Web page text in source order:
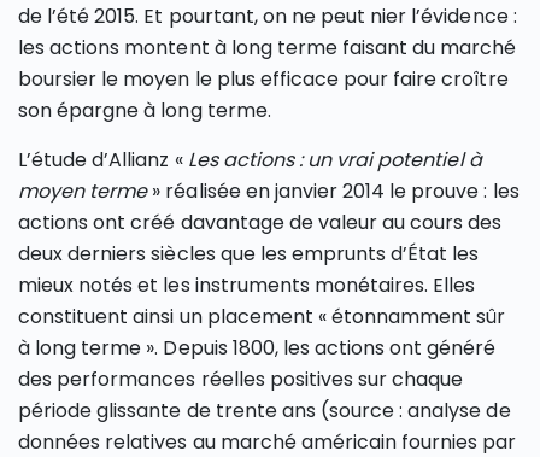
de l’été 2015. Et pourtant, on ne peut nier l’évidence :
les actions montent à long terme faisant du marché
boursier le moyen le plus efficace pour faire croître
son épargne à long terme.
L’étude d’Allianz « Les actions : un vrai potentiel à
moyen terme» réalisée en janvier 2014 le prouve : les
actions ont créé davantage de valeur au cours des
deux derniers siècles que les emprunts d’État les
mieux notés et les instruments monétaires. Elles
constituent ainsi un placement « étonnamment sûr
à long terme ». Depuis 1800, les actions ont généré
des performances réelles positives sur chaque
période glissante de trente ans (source : analyse de
données relatives au marché américain fournies par